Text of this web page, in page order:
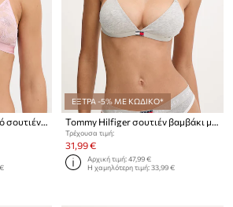
ΕΞΤΡΑ -5% ΜΕ ΚΩΔΙΚΟ*
Τρέχουσα τιμή:
31,99 €
Αρχική τιμή:47,99 €
Η χαμηλότερη τιμή:33,99 €